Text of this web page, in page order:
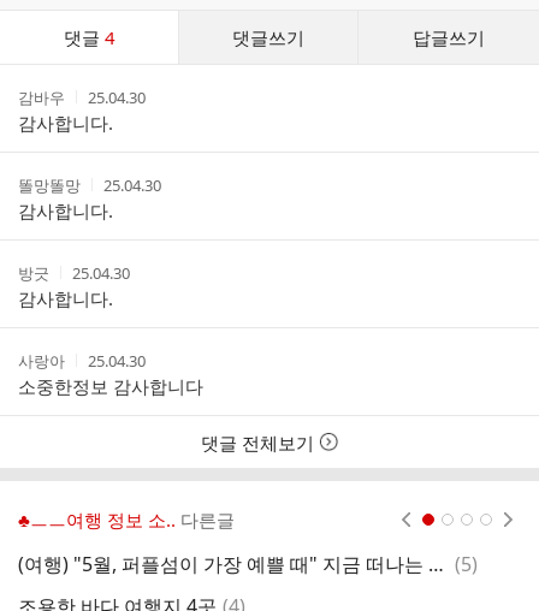
댓글 4 댓글쓰기 답글쓰기
스
작
성
자
감바우
작
성
시
간
25.04.30
감사합니다.
작
성
자
똘망똘망
작
성
시
간
25.04.30
감사합니다.
작
성
자
방긋
작
성
시
간
25.04.30
감사합니다.
작
성
자
사랑아
작
성
시
간
25.04.30
소중한정보 감사합니다
댓글 전체보기
♣ㅡㅡ여행 정보 소.. 다른글
(여행) "5월, 퍼플섬이 가장 예쁠 때" 지금 떠나는 신안 여행 댓
(5)
댓